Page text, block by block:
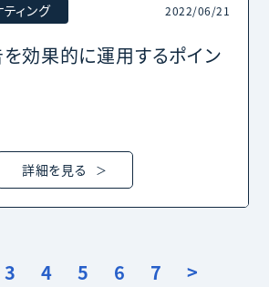
ィング 2022/06/21
効果的に運用するポイン
詳細を見る
3 4 5 6 7 >